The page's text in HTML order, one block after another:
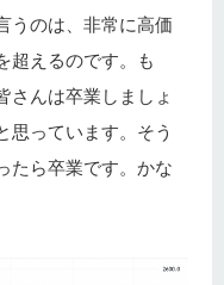
うのは、非常に高価
超えるのです。も
んは卒業しましょ
思っています。そう
たら卒業です。かな